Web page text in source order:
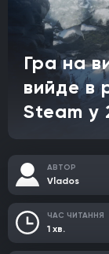
Гра на
вийде в
Steam у
АВТОР
Vlados
ЧАС ЧИТАННЯ
1 хв.